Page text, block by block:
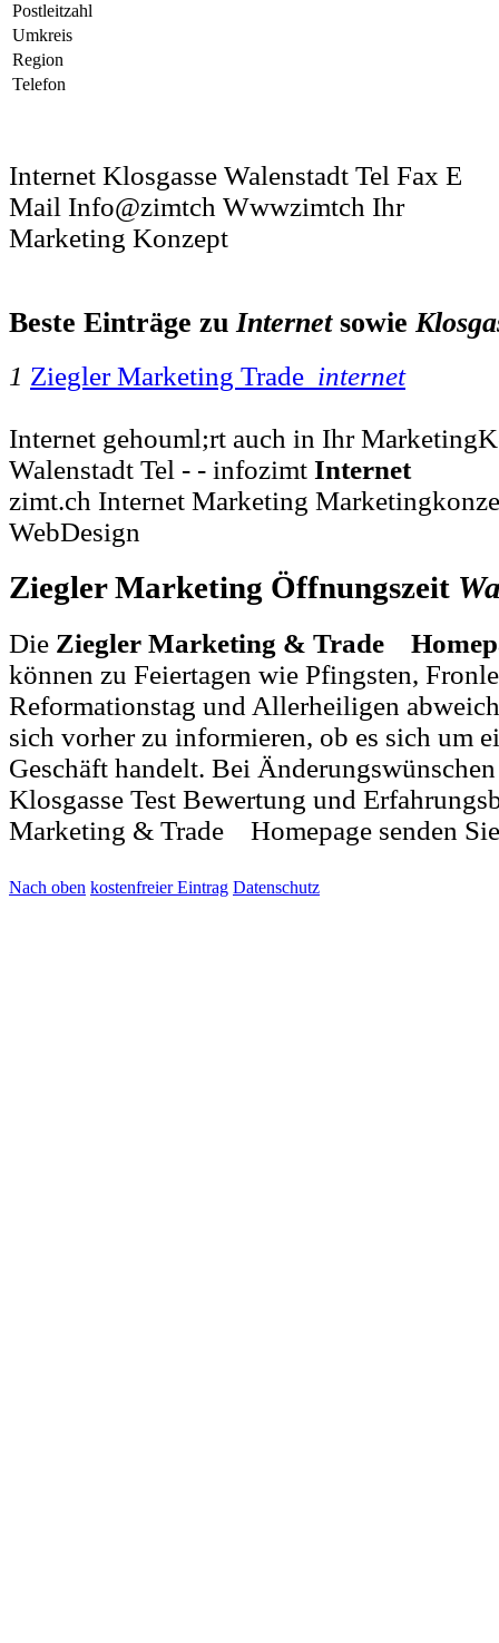
Postleitzahl
Umkreis
Region
Telefon
Internet Klosgasse Walenstadt Tel Fax E
Mail Info@zimtch Wwwzimtch Ihr
Marketing Konzept
Beste Einträge zuInternetsowie
1 Ziegler Marketing Trade internet
Internet gehouml;rt auch in Ihr
Walenstadt Tel - - infozimt Internet
zimt.ch Internet Marketing
WebDesign
Ziegler Marketing Öffnungszeit
Die Ziegler Marketing & Trade
können zu Feiertagen wie Pfingsten,
Reformationstag und Allerheiligen
sich vorher zu informieren, ob es sich um
Geschäft handelt. Bei
Klosgasse Test Bewertung und
Marketing & Trade Homepage senden
Nach oben kostenfreier Eintrag Datenschutz